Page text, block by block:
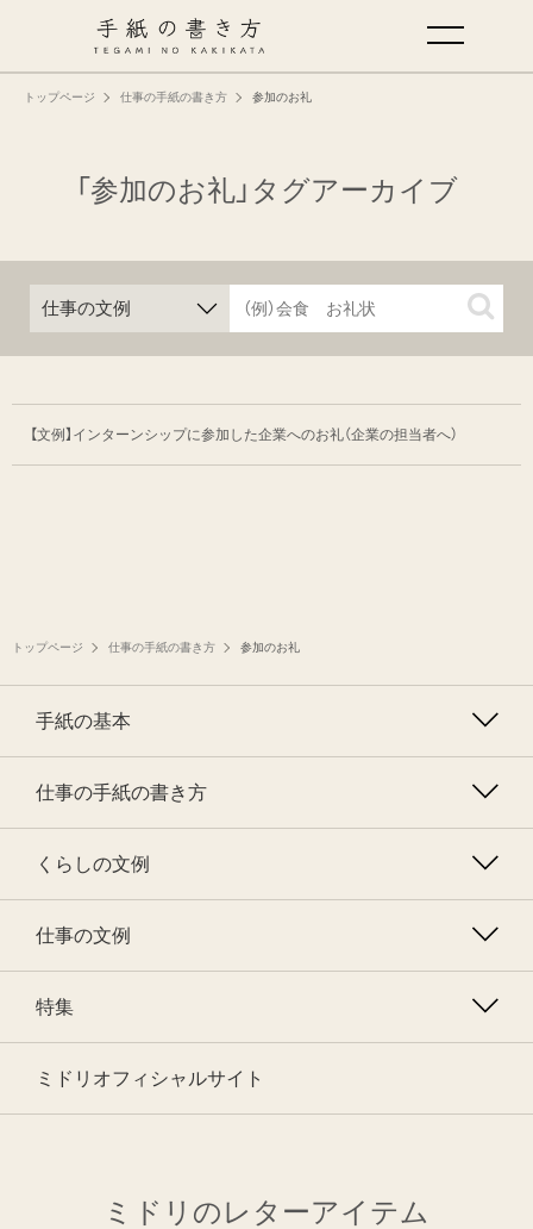
トップページ 仕事の手紙の書き方 参加のお礼
「参加のお礼」タグアーカイブ
【文例】インターンシップに参加した企業へのお礼（企業の担当者へ）
トップページ 仕事の手紙の書き方 参加のお礼
手紙の基本
仕事の手紙の書き方
くらしの文例
仕事の文例
特集
ミドリオフィシャルサイト
ミドリのレターアイテム
手紙の基本
仕事の手紙の書き方
特集
ミドリオフィシャルサイト